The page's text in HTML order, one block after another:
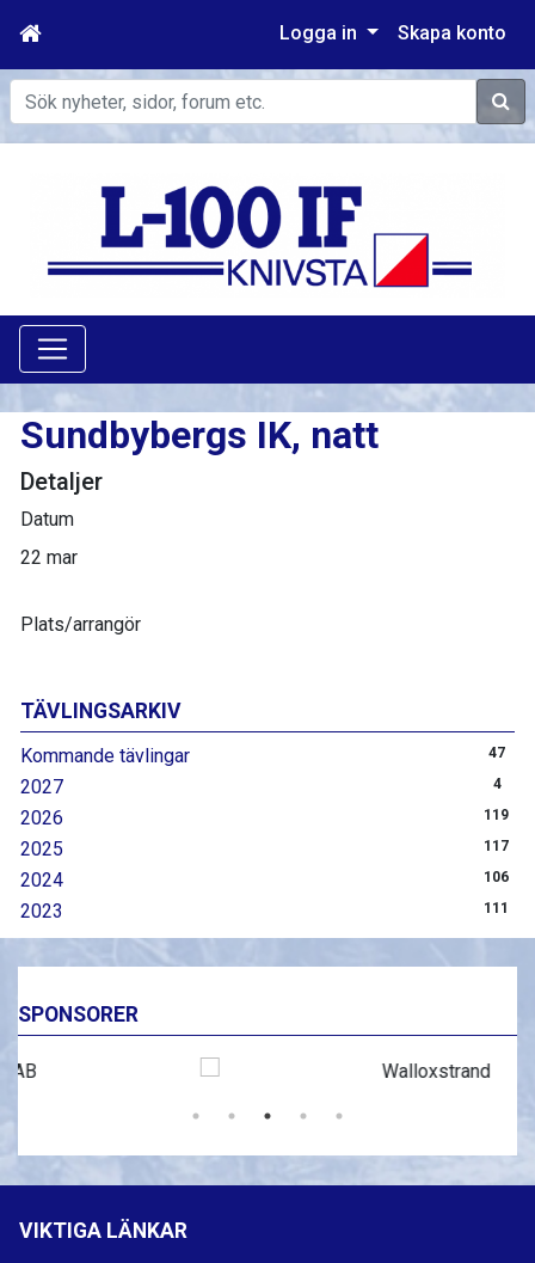
Logga in Skapa konto
Sök
TÄVLINGSARKIV
Kommande tävlingar 47
2027 4
2026 119
2025 117
2024 106
2023 111
Sundbybergs IK, natt
Detaljer
Datum
22 mar
Plats/arrangör
SPONSORER
VIKTIGA LÄNKAR